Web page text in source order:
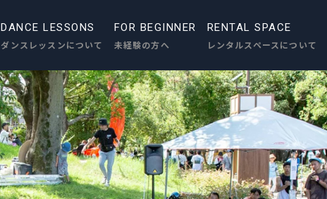
DANCE LESSONS
ダンスレッスンについて
FOR BEGINNER
未経験の方へ
RENTAL SPACE
レンタルスペースについて